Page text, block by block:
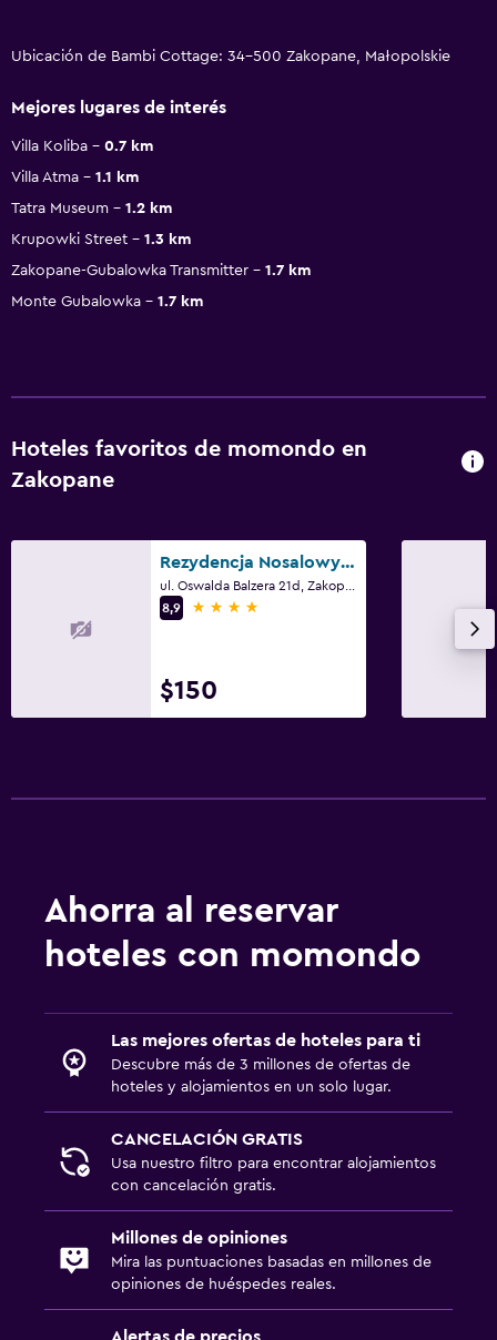
Ubicación de Bambi Cottage: 34-500 Zakopane, Małopolskie
Mejores lugares de interés
Villa Koliba
0.7 km
Villa Atma
1.1 km
Tatra Museum
1.2 km
Krupowki Street
1.3 km
Zakopane-Gubalowka Transmitter
1.7 km
Monte Gubalowka
1.7 km
Hoteles favoritos de momondo en
Zakopane
Rezydencja Nosalowy Dwór
8,9
4 estrellas
$150
Ahorra al reservar
hoteles con momondo
Las mejores ofertas de hoteles para ti
Descubre más de 3 millones de ofertas de
hoteles y alojamientos en un solo lugar.
CANCELACIÓN GRATIS
Usa nuestro filtro para encontrar alojamientos
con cancelación gratis.
Millones de opiniones
Mira las puntuaciones basadas en millones de
opiniones de huéspedes reales.
Alertas de precios